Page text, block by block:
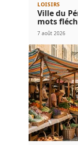
LOISIRS
Ville du
mots
7 août 2026